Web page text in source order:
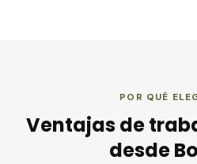
POR QUÉ
Ventajas de
desde